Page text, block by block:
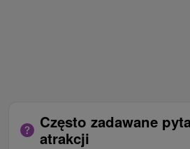
Często zadawane
atrakcji